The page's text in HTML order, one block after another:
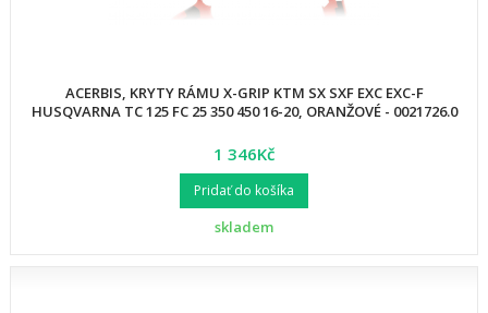
ACERBIS, KRYTY RÁMU X-GRIP KTM SX SXF EXC EXC-F
HUSQVARNA TC 125 FC 25 350 450 16-20, ORANŽOVÉ - 0021726.0
1 346Kč
Pridať do košíka
skladem